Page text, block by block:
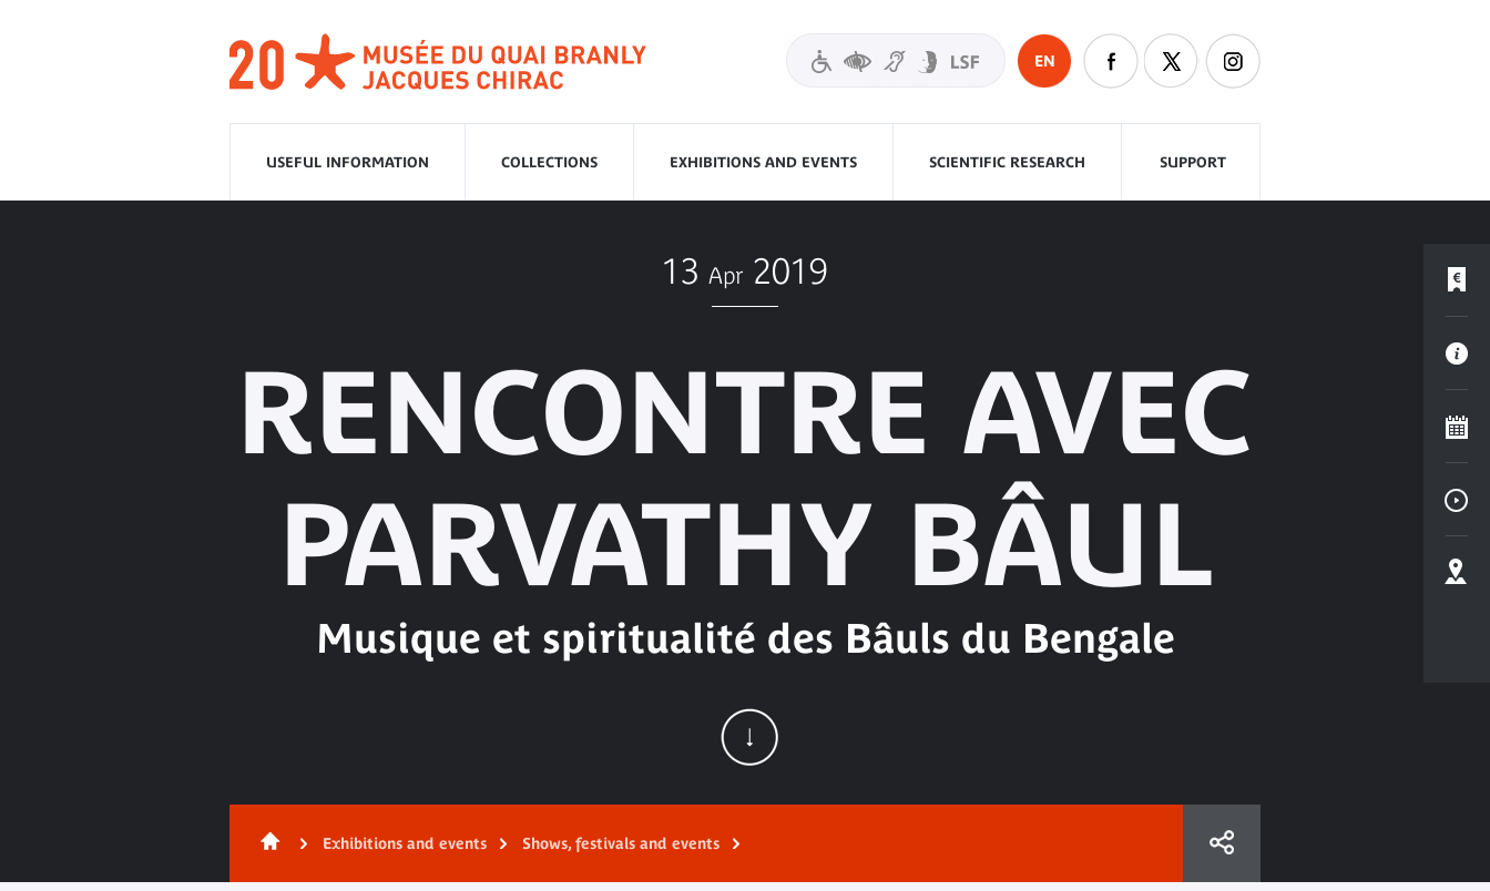
EN
USEFUL INFORMATION COLLECTIONS EXHIBITIONS AND EVENTS SCIENTIFIC RESEARCH SUPPORT
13 Apr 2019
RENCONTRE AVEC
PARVATHY BÂUL
Musique et spiritualité des Bâuls du Bengale
Exhibitions and events Shows, festivals and events